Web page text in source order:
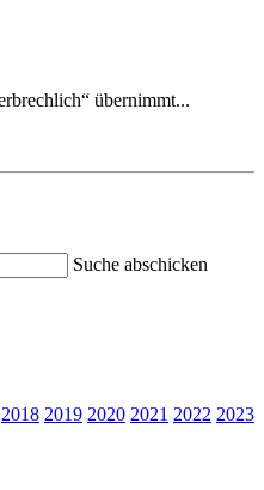
übernimmt...
Suche abschicken
2018 2019 2020 2021 2022 2023